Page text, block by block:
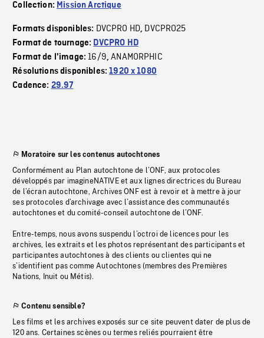
Collection: Mission Arctique
Formats disponibles: DVCPRO HD, DVCPRO25
Format de tournage: DVCPRO HD
Format de l'image:16/9,ANAMORPHIC
Résolutions disponibles:1920 x 1080
Cadence: 29.97
Moratoire sur les contenus autochtones
Conformément au Plan autochtone de l’ONF, aux protocoles
développés par imagineNATIVE et aux lignes directrices du Bureau
de l’écran autochtone, Archives ONF est à revoir et à mettre à jour
ses protocoles d’archivage avec l’assistance des communautés
autochtones et du comité-conseil autochtone de l’ONF.
Entre-temps, nous avons suspendu l’octroi de licences pour les
archives, les extraits et les photos représentant des participants et
participantes autochtones à des clients ou clientes qui ne
s’identifient pas comme Autochtones (membres des Premières
Nations, Inuit ou Métis).
Contenu sensible?
Les films et les archives exposés sur ce site peuvent dater de plus de
120 ans. Certaines scènes ou termes reliés pourraient être